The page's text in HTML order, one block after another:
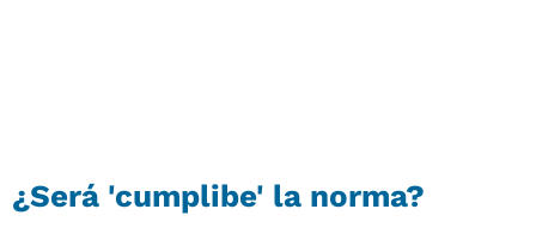
¿Será 'cumplibe' la norma?